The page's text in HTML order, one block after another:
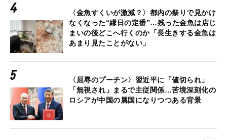
〈金魚すくいが激減？〉都内の祭りで見かけ
なくなった“縁日の定番”…残った金魚は店じ
まいの後どこへ行くのか「長生きする金魚は
あまり見たことがない」
〈屈辱のプーチン〉習近平に「値切られ」
「無視され」まるで主従関係…苦境深刻化の
ロシアが中国の属国になりつつある背景